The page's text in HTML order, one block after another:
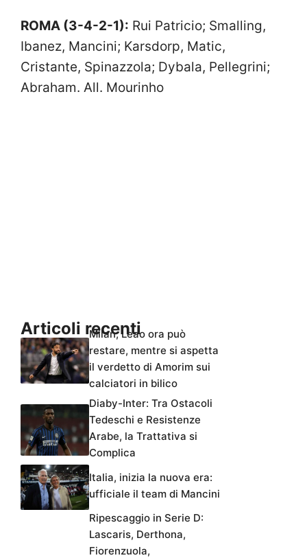
ROMA (3-4-2-1): Rui Patricio; Smalling,
Ibanez, Mancini; Karsdorp, Matic,
Cristante, Spinazzola; Dybala, Pellegrini;
Abraham. All. Mourinho
Articoli recenti
Milan, Leao ora può
restare, mentre si aspetta
il verdetto di Amorim sui
calciatori in bilico
Diaby-Inter: Tra Ostacoli
Tedeschi e Resistenze
Arabe, la Trattativa si
Complica
Italia, inizia la nuova era:
ufficiale il team di Mancini
Ripescaggio in Serie D:
Lascaris, Derthona,
Fiorenzuola,